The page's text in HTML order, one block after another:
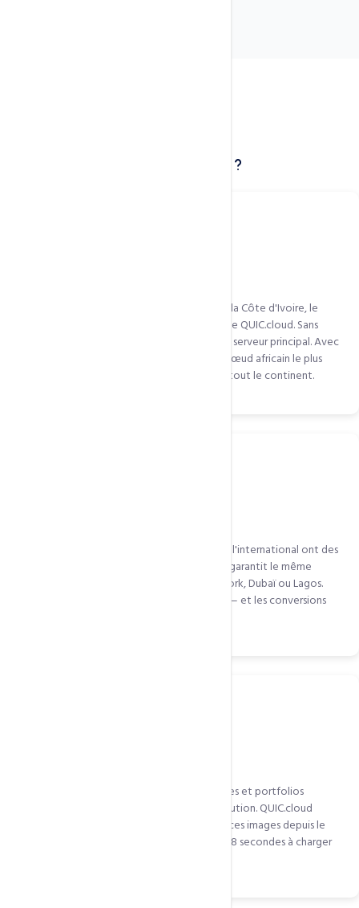
Qui bénéficie de cette technologie ?
Un site camerounais ciblant aussi le Sénégal, la Côte d'Ivoire, le
Nigeria et le Kenya bénéficie massivement de QUIC.cloud. Sans
CDN, chaque pays subit la latence vers votre serveur principal. Avec
QUIC.cloud, chaque pays est servi depuis le nœud africain le plus
proche. Temps de chargement uniforme sur tout le continent.
Les boutiques qui exportent leurs produits à l'international ont des
visiteurs de plusieurs continents. QUIC.cloud garantit le même
temps de chargement rapide à Paris, New York, Dubaï ou Lagos.
L'expérience d'achat est identique partout — et les conversions
Les photographes, agences créatives, galeries et portfolios
chargent de nombreuses images haute résolution. QUIC.cloud
compresse, convertit en WebP et distribue ces images depuis le
nœud le plus proche. Une galerie qui prenait 8 secondes à charger